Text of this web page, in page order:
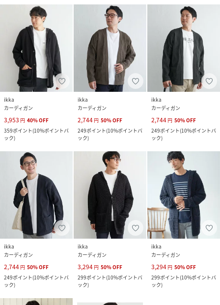
ikka
カーディガン
3,953 円 40%OFF
359ポイント(10%ポイントバ
ック)
ikka
カーディガン
2,744 円 50%OFF
249ポイント(10%ポイントバ
ック)
ikka
カーディガン
2,744 円 50%OFF
249ポイント(10%ポイントバ
ック)
ikka
カーディガン
2,744 円 50%OFF
249ポイント(10%ポイントバ
ック)
ikka
カーディガン
3,294 円 50%OFF
299ポイント(10%ポイントバ
ック)
ikka
カーディガン
3,294 円 50%OFF
299ポイント(10%ポイントバ
ック)